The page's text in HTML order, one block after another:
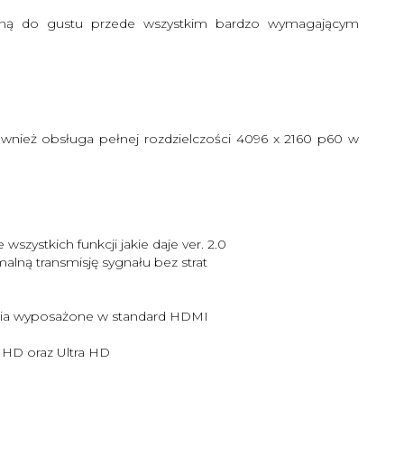
do gustu przede wszystkim bardzo wymagającym
obsługa pełnej rozdzielczości 4096 x 2160 p60 w
funkcji jakie daje ver. 2.0
transmisję sygnału bez strat
wyposażone w standard HDMI
oraz Ultra HD